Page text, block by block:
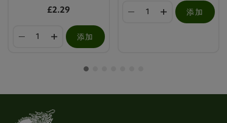
£2.29
添加
添加